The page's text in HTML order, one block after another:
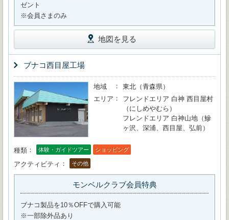
ゼント
※会員さまのみ
地図を見る
ブナコ西目屋工場
地域
東北（青森県）
エリア
フレンドエリア 白神 西目屋村
（にしめやむら）
フレンドエリア 白神山地（鰺
ヶ沢、深浦、西目屋、弘前）
種類 体験・ガイドツアー ショッピング
アクティビティ その他
モンベルクラブ会員特典
ブナコ製品を10％OFFで購入可能
※一部除外品あり